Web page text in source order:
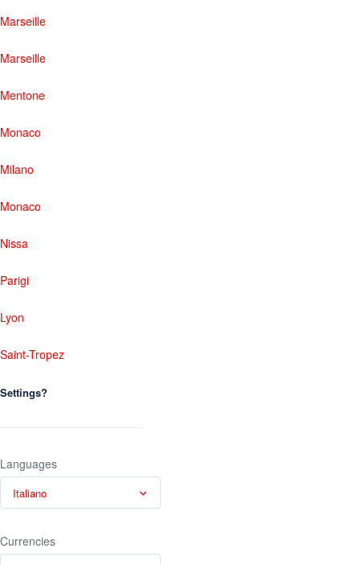
Marseille
Marseille
Mentone
Monaco
Milano
Monaco
Nissa
Parigi
Lyon
Saint-Tropez
Settings?
Languages
Italiano
Currencies